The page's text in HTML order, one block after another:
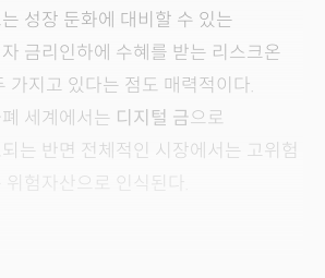
성장 둔화에 대비할 수 있는
금리인하에 수혜를 받는 리스크온
가지고 있다는 점도 매력적이다.
세계에서는 디지털 금으로
는 반면 전체적인 시장에서는 고위험
위험자산으로 인식된다.